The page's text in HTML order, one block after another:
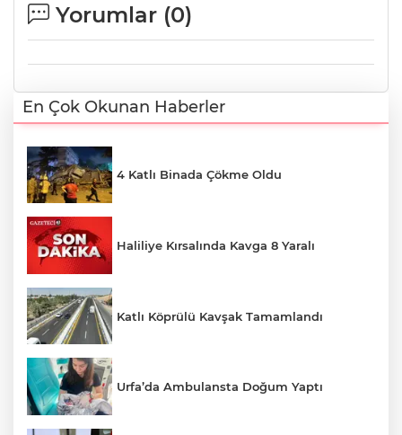
Yorumlar (0)
En Çok Okunan Haberler
4 Katlı Binada Çökme Oldu
Haliliye Kırsalında Kavga 8 Yaralı
Katlı Köprülü Kavşak Tamamlandı
Urfa’da Ambulansta Doğum Yaptı